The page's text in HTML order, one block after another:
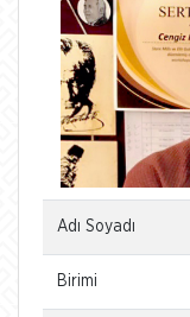
Adı Soyadı
Birimi